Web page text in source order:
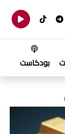
بودكاست